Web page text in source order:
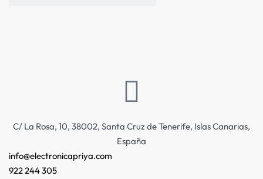
C/ La Rosa, 10, 38002, Santa Cruz de Tenerife, Islas Canarias,
España
info@electronicapriya.com
922 244 305